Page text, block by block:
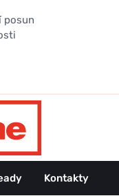
posun
Kontakty